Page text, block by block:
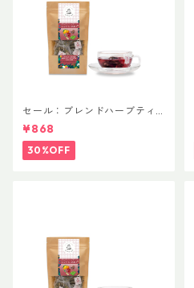
セール：ブレンドハーブティ
ー スマイル-SMILE 普通サイ
ズ
¥868
30%OFF